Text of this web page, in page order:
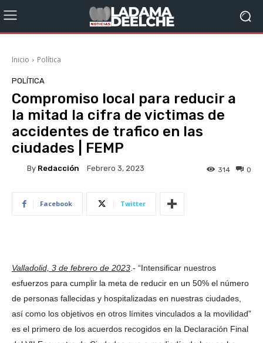
Inicio Política
POLÍTICA
Compromiso local para reducir a
la mitad la cifra de victimas de
accidentes de trafico en las
ciudades | FEMP
By Redacción Febrero 3, 2023 0
314
Facebook Twitter
Valladolid, 3 de febrero de 2023 .- “Intensificar nuestros
esfuerzos para cumplir la meta de reducir en un 50% el número
de personas fallecidas y hospitalizadas en nuestras ciudades,
así como los objetivos en otros límites vinculados a la movilidad”
es el primero de los acuerdos recogidos en la Declaración Final